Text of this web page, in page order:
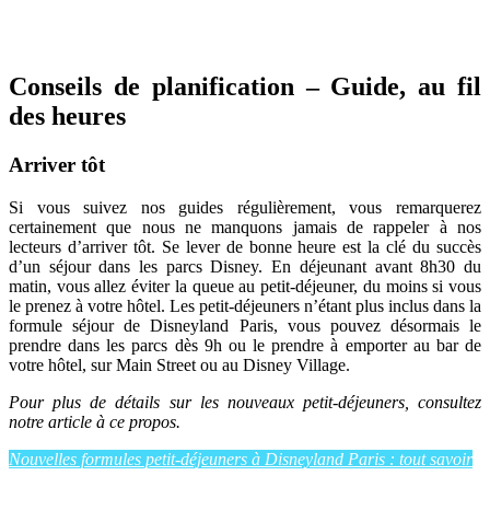
Conseils de planification – Guide, au fil
des heures
Arriver tôt
Si vous suivez nos guides régulièrement, vous remarquerez
certainement que nous ne manquons jamais de rappeler à nos
lecteurs d’arriver tôt. Se lever de bonne heure est la clé du succès
d’un séjour dans les parcs Disney. En déjeunant avant 8h30 du
matin, vous allez éviter la queue au petit-déjeuner, du moins si vous
le prenez à votre hôtel. Les petit-déjeuners n’étant plus inclus dans la
formule séjour de Disneyland Paris, vous pouvez désormais le
prendre dans les parcs dès 9h ou le prendre à emporter au bar de
votre hôtel, sur Main Street ou au Disney Village.
Pour plus de détails sur les nouveaux petit-déjeuners, consultez
notre article à ce propos.
Nouvelles formules petit-déjeuners à Disneyland Paris : tout savoir